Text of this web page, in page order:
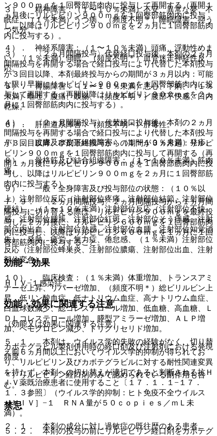
３）． 精神障害：（１〜１０％未満）不安、異常な夢、不
眠症、（１％未満）うつ病、（頻度不明＊）睡眠障害、抑う
つ気分。
４）． 神経系障害：（１〜１０％未満）頭痛、浮動性めま
い、（１％未満）傾眠、（頻度不明＊）血管迷走神経性反
応。
５）． 胃腸障害：（１〜１０％未満）悪心、下痢、（１％
未満）嘔吐、腹痛、鼓腸、（頻度不明＊）腹部不快感、口内
乾燥。
６）． 肝胆道系障害：（頻度不明＊）肝毒性。
７）． 皮膚及び皮下組織障害：（１〜１０％未満）発疹。
８）． 骨格筋及び結合組織障害：（１〜１０％未満）筋肉
痛。
９）． 一般・全身障害及び投与部位の状態：（１０％以
上）注射部位反応（注射部位疼痛、注射部位結節、注射部位
硬結）、（１〜１０％未満）注射部位反応（注射部位不快
感、注射部位腫脹、注射部位紅斑、注射部位そう痒感、注射
部位内出血、注射部位熱感、注射部位血腫、注射部位知覚消
失）、発熱、疲労、無力症、倦怠感、（１％未満）注射部位
反応（注射部位蜂巣炎、注射部位膿瘍、注射部位出血、注射
部位変色）。
１０）． 臨床検査：（１％未満）体重増加、トランスアミ
ナーゼ上昇、リパーゼ増加、（頻度不明＊）総ビリルビン上
昇、低リン酸血症、低ナトリウム血症、高ナトリウム血症、
白血球数減少、総コレステロール増加、低血糖、高血糖、Ｌ
ＤＬコレステロール増加、膵型アミラーゼ増加、ＡＬＰ増
加、ヘモグロビン減少、トリグリセリド増加。
カボテグラビル製剤併用時の経口剤及び注射剤における発現
頻度。
＊）リルピビリン経口剤のみで認められている副作用も含
む。
禁忌
２．１． 本剤の成分に対し過敏症の既往歴のある患者。
ン９００ｍｇを１回臀部筋肉内に投与して再開する（再開１
ヵ月後にリルピビリン９００ｍｇを１回臀部筋肉内に投与
し、以降はリルピビリン９００ｍｇを２ヵ月に１回臀部筋肉
内に投与する）。
３）． 〈２ヵ月間隔投与〉代替経口投与後、本剤の２ヵ月
間隔投与を再開する場合で経口投与により代替した本剤投与
が３回目以降、本剤最終投与からの期間が３ヵ月以内：可能
な限り早期にリルピビリン９００ｍｇを１回臀部筋肉内に投
与して再開する（再開以降はリルピビリン９００ｍｇを２ヵ
月に１回臀部筋肉内に投与する）。
４）． 〈２ヵ月間隔投与〉代替経口投与後、本剤の２ヵ月
間隔投与を再開する場合で経口投与により代替した本剤投与
が３回目以降、本剤最終投与からの期間が３ヵ月超：リルピ
ビリン９００ｍｇを１回臀部筋肉内に投与して再開する（再
開１ヵ月後にリルピビリン９００ｍｇを１回臀部筋肉内に投
与し、以降はリルピビリン９００ｍｇを２ヵ月に１回臀部筋
肉内に投与する）。
７．９． 〈２ヵ月間隔投与〉２ヵ月間隔投与から１ヵ月間
隔投与に切り替える際は、リルピビリン９００ｍｇを最終投
与した２ヵ月後に、リルピビリン６００ｍｇを１回臀部筋肉
内に投与し、以降はリルピビリン６００ｍｇを１ヵ月に１回
臀部筋肉内に投与すること。
効能・効果
ＨＩＶ−１感染症。
効能・効果に関連する注意
（効能又は効果に関連する注意）
５．１． 本剤は、ウイルス学的失敗の経験がなく、切り替
え前６ヵ月間以上においてウイルス学的抑制が得られてお
り、リルピビリン及びカボテグラビルに対する耐性関連変異
を持たず、本剤への切り替えが適切であると判断される抗Ｈ
ＩＶ薬既治療患者に使用すること〔１７．１．１−１７．
１．３参照〕（ウイルス学的抑制：ヒト免疫不全ウイルス
［ＨＩＶ］−１ ＲＮＡ量が５０ｃｏｐｉｅｓ／ｍＬ未
満）。
５．２． 本剤の投与の前にリルピビリン経口剤をカボテグ